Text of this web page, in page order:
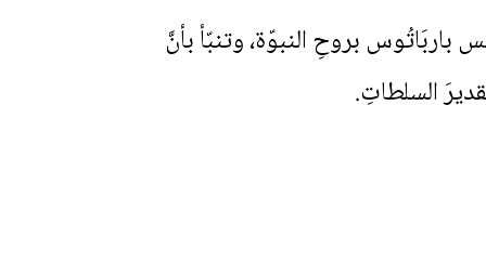
باربَاتُوس بروحِ النبوّة، وتنبّأ بأنَّ
السلطاتِ.